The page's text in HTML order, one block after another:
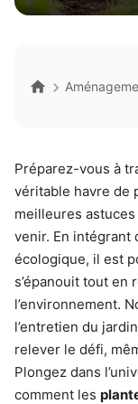
Préparez-vous à
véritable havre de
meilleures
venir. En intégrant
écologique, il est
s’épanouit tout en
l’environnement.
l’entretien du
relever le défi,
Plongez dans
comment les